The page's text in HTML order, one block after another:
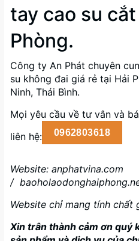
tay cao su
Phòng.
Công ty An Phát chuyên
su không đai giá rẻ tại Hải
Ninh, Thái Bình.
Mọi yêu cầu về tư vân và
liên hệ:
0962803618
Website: anphatvina.com
/
Website chỉ mang tính chất
Xin trân thành cảm ơn quý